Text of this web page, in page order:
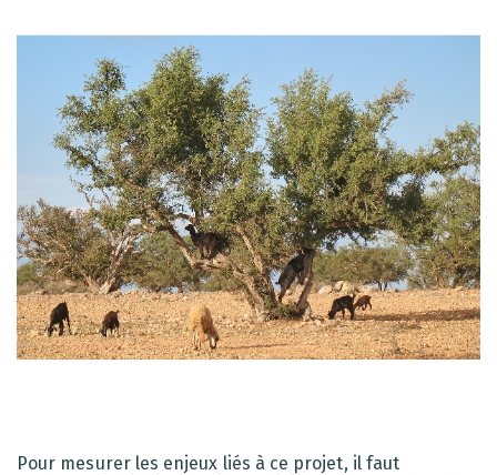
Pour mesurer les enjeux liés à ce projet, il faut